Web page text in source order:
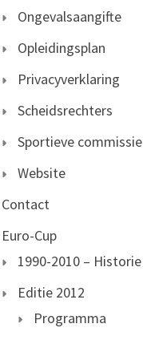
Ongevalsaangifte
Opleidingsplan
Privacyverklaring
Scheidsrechters
Sportieve commissie
Website
Contact
Euro-Cup
1990-2010 – Historie
Editie 2012
Programma